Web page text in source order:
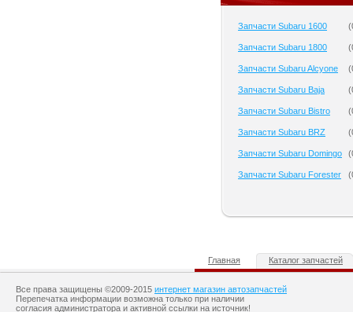
Запчасти Subaru 1600 (
Запчасти Subaru 1800 (
Запчасти Subaru Alcyone (
Запчасти Subaru Baja (
Запчасти Subaru Bistro (
Запчасти Subaru BRZ (
Запчасти Subaru Domingo (
Запчасти Subaru Forester (
Главная Каталог запчастей
Все права защищены ©2009-2015 интернет магазин автозапчастей
Перепечатка информации возможна только при наличии
согласия администратора и активной ссылки на источник!